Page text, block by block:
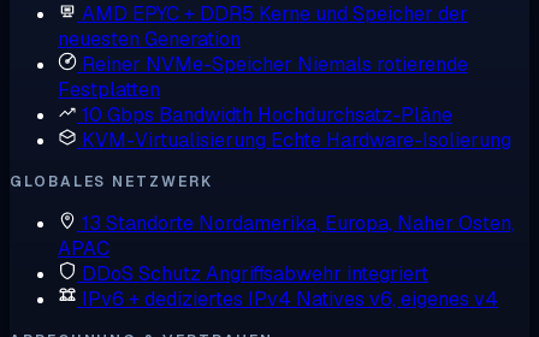
AMD EPYC + DDR5 Kerne und Speicher der
neuesten Generation
Reiner NVMe-Speicher Niemals rotierende
Festplatten
10 Gbps Bandwidth Hochdurchsatz-Pläne
KVM-Virtualisierung Echte Hardware-Isolierung
GLOBALES NETZWERK
13 Standorte Nordamerika, Europa, Naher Osten,
APAC
DDoS Schutz Angriffsabwehr integriert
IPv6 + dediziertes IPv4 Natives v6, eigenes v4